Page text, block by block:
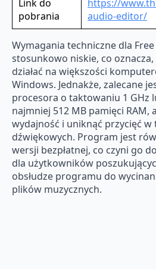
Link do
pobrania
https://
audio-editor/
Wymagania techniczne dla
stosunkowo niskie, co
działać na większości
Windows. Jednakże, zalecane
procesora o taktowaniu 1 GHz
najmniej 512 MB pamięci RAM,
wydajność i uniknąć przycięć
dźwiękowych. Program jest
wersji bezpłatnej, co czyni go
dla użytkowników
obsłudze programu do
plików muzycznych.